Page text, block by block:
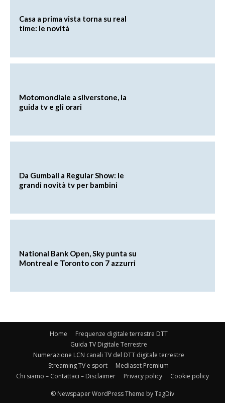
Casa a prima vista torna su real
time: le novità
Motomondiale a silverstone, la
guida tv e gli orari
Da Gumball a Regular Show: le
grandi novità tv per bambini
National Bank Open, Sky punta su
Montreal e Toronto con 7 azzurri
Home
Frequenze digitale terrestre DTT
Guida TV Digitale Terrestre
Numerazione LCN canali TV del DTT digitale terrestre
Streaming TV e sport
Mediaset Premium
Chi siamo – Contattaci – Disclaimer
Privacy policy Cookie policy
© Newspaper WordPress Theme by TagDiv